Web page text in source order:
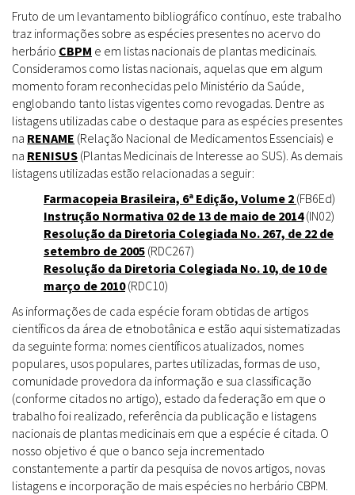
Fruto de um levantamento bibliográfico contínuo, este trabalho
traz informações sobre as espécies presentes no acervo do
herbário CBPM e em listas nacionais de plantas medicinais.
Consideramos como listas nacionais, aquelas que em algum
momento foram reconhecidas pelo Ministério da Saúde,
englobando tanto listas vigentes como revogadas. Dentre as
listagens utilizadas cabe o destaque para as espécies presentes
na RENAME (Relação Nacional de Medicamentos Essenciais) e
na RENISUS (Plantas Medicinais de Interesse ao SUS). As demais
listagens utilizadas estão relacionadas a seguir:
Farmacopeia Brasileira, 6ª Edição, Volume 2 (FB6Ed)
Instrução Normativa 02 de 13 de maio de 2014(IN02)
Resolução da Diretoria Colegiada No. 267, de 22 de
setembro de 2005 (RDC267)
Resolução da Diretoria Colegiada No. 10, de 10 de
março de 2010(RDC10)
As informações de cada espécie foram obtidas de artigos
científicos da área de etnobotânica e estão aqui sistematizadas
da seguinte forma: nomes científicos atualizados, nomes
populares, usos populares, partes utilizadas, formas de uso,
comunidade provedora da informação e sua classificação
(conforme citados no artigo), estado da federação em que o
trabalho foi realizado, referência da publicação e listagens
nacionais de plantas medicinais em que a espécie é citada. O
nosso objetivo é que o banco seja incrementado
constantemente a partir da pesquisa de novos artigos, novas
listagens e incorporação de mais espécies no herbário CBPM.